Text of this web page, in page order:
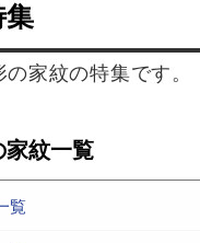
集
家紋の特集です。
家紋一覧
覧